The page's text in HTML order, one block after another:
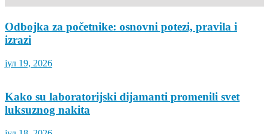
Odbojka za početnike: osnovni potezi, pravila i
izrazi
јул 19, 2026
Kako su laboratorijski dijamanti promenili svet
luksuznog nakita